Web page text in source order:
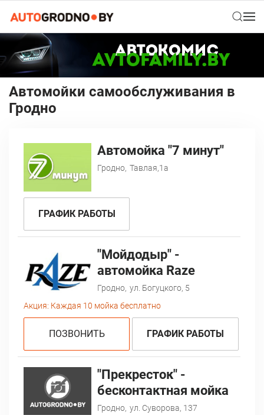
Автомойки самообслуживания в
Гродно
Автомойка "7 минут"
Гродно, Тавлая,1а
ГРАФИК РАБОТЫ
"Мойдодыр" -
автомойка Raze
Гродно, ул. Богуцкого, 5
Акция: Каждая 10 мойка бесплатно
ПОЗВОНИТЬ ГРАФИК РАБОТЫ
"Прекресток" -
бесконтактная мойка
Гродно, ул. Суворова, 137